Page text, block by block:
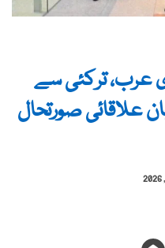
عرب، ترکئی سے
علاقائی صورتحال